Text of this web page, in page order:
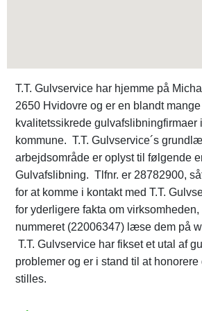
T.T. Gulvservice har hjemme på
2650 Hvidovre og er en blandt
kvalitetssikrede gulvafslibningfirmaer
kommune. T.T. Gulvservice´s
arbejdsområde er oplyst til følgende
Gulvafslibning. Tlfnr. er 28782900,
for at komme i kontakt med T.T.
for yderligere fakta om
nummeret (22006347) læse dem på
T.T. Gulvservice har fikset et utal af
problemer og er i stand til at honorere
stilles.